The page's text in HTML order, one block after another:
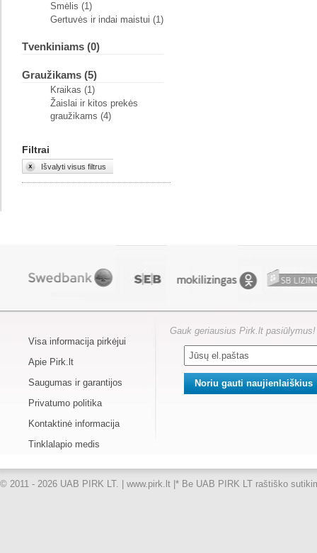
Smėlis (1)
Gertuvės ir indai maistui (1)
Tvenkiniams (0)
Graužikams (5)
Kraikas (1)
Žaislai ir kitos prekės
graužikams (4)
Filtrai
Išvalyti visus filtrus
Visa informacija pirkėjui
Apie Pirk.lt
Saugumas ir garantijos
Privatumo politika
Kontaktinė informacija
Tinklalapio medis
Gauk geriausius Pirk.lt pasiūlymus!
© 2011 - 2026 UAB PIRK LT. | www.pirk.lt | * Be UAB PIRK LT raštiško